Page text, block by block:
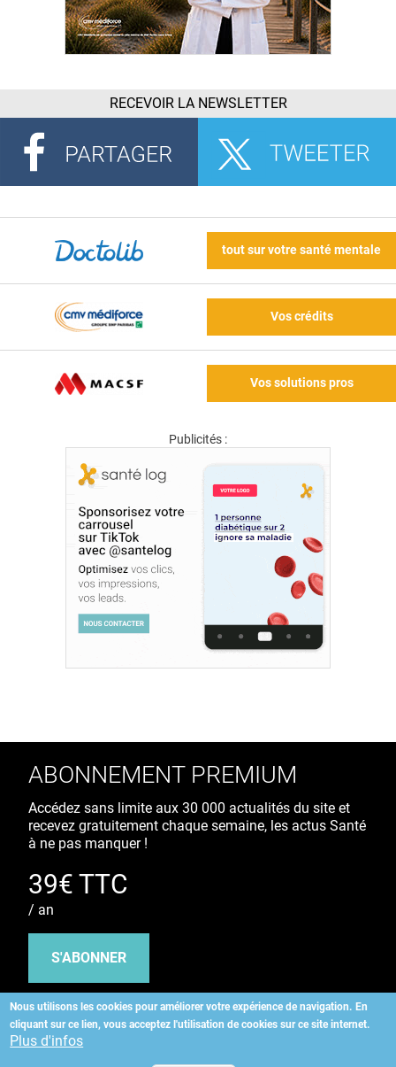
RECEVOIR LA NEWSLETTER
tout sur votre santé mentale
Vos crédits
Vos solutions pros
Publicités :
Nous utilisons les cookies pour améliorer votre expérience de navigation. En
cliquant sur ce lien, vous acceptez l'utilisation de cookies sur ce site internet.
Plus d'infos
ABONNEMENT PREMIUM
Accédez sans limite aux 30 000 actualités du site et
recevez gratuitement chaque semaine, les actus Santé
à ne pas manquer !
39€ TTC
/ an
S'ABONNER
Copyright©2026 ALLIEDHEALTH